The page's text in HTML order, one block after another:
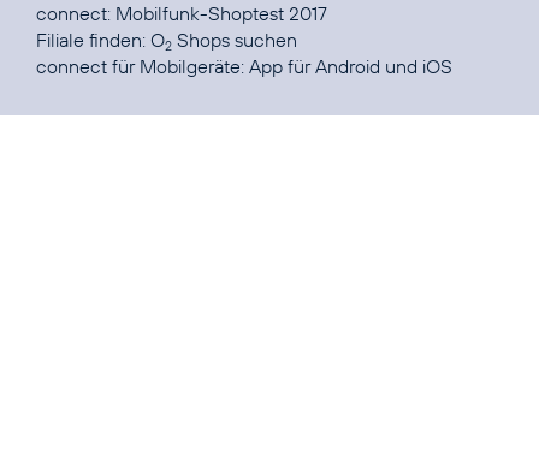
connect: Mobilfunk-Shoptest 2017
Filiale finden: O2 Shops suchen
connect für Mobilgeräte: App fürAndroid und iOS